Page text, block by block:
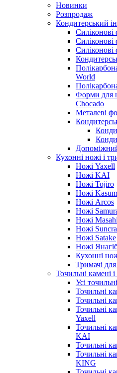
Новинки
Розпродаж
Кондитерський
World
Форми для
Chocado
Металеві
Кухонні ножі і
Ножі Yaxell
Ножі KAI
Ножі Tojiro
Ножі
Ножі Arcos
Ножі
Ножі
Ножі
Ножі Satake
Ножі
Кухонні
Тримачі
Точильні камені
Усі
Точильні
Точильні
Точильні
Yaxell
Точильні
KAI
Точильні
Точильні
KING